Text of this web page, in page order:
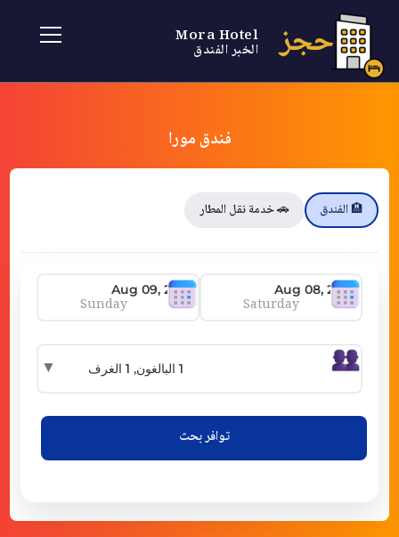
حجز Mora Hotel
الخبر الفندق
فندق مورا
🏨 الفندق 🚗 خدمة نقل المطار
Saturday
Sunday
▼
توافر بحث